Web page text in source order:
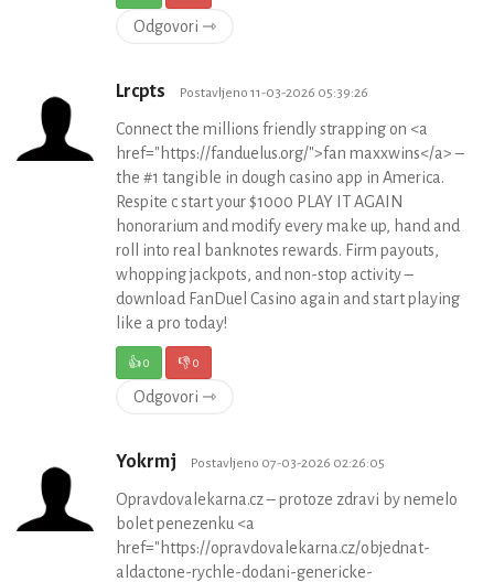
Odgovori ⇾
Lrcpts Postavljeno 11-03-2026 05:39:26
Connect the millions friendly strapping on <a
href="https://fanduelus.org/">fan maxxwins</a> –
the #1 tangible in dough casino app in America.
Respite c start your $1000 PLAY IT AGAIN
honorarium and modify every make up, hand and
roll into real banknotes rewards. Firm payouts,
whopping jackpots, and non-stop activity –
download FanDuel Casino again and start playing
like a pro today!
👍0 👎0
Odgovori ⇾
Yokrmj Postavljeno 07-03-2026 02:26:05
Opravdovalekarna.cz – protoze zdravi by nemelo
bolet penezenku <a
href="https://opravdovalekarna.cz/objednat-
aldactone-rychle-dodani-genericke-